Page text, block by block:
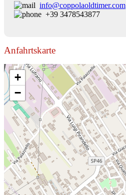
info@coppolaoldtimer.com
+39 3478543877
Anfahrtskarte
+
−